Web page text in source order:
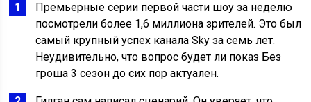
Премьерные серии первой части шоу за неделю
посмотрели более 1,6 миллиона зрителей. Это был
самый крупный успех канала Sky за семь лет.
Неудивительно, что вопрос будет ли показ Без
гроша 3 сезон до сих пор актуален.